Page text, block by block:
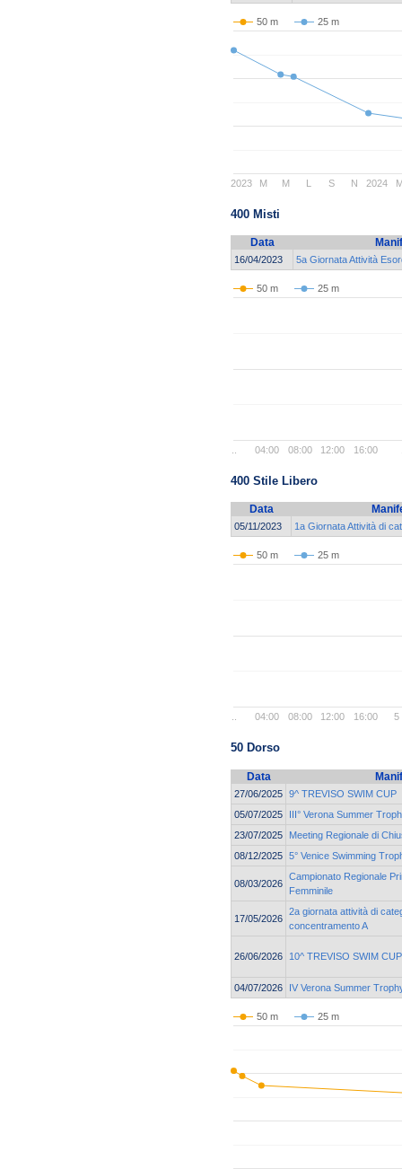
50 m 25 m
2023 2024
M M L S N
400 Misti
Data
16/04/2023 5a Giornata Attività
50 m 25 m
04:00 08:00 12:00 16:00
400 Stile Libero
Data
05/11/2023 1a Giornata Attività di
50 m 25 m
5
04:00 08:00 12:00 16:00
50 Dorso
Data
27/06/2025 9^ TREVISO SWIM CUP
05/07/2025
III° Verona Summer
23/07/2025
Meeting Regionale di
08/12/2025 5° Venice Swimming
08/03/2026
Campionato Regionale
Femminile
17/05/2026
2a giornata attività di
concentramento A
26/06/2026 10^ TREVISO SWIM CUP
04/07/2026 IV Verona Summer
50 m 25 m